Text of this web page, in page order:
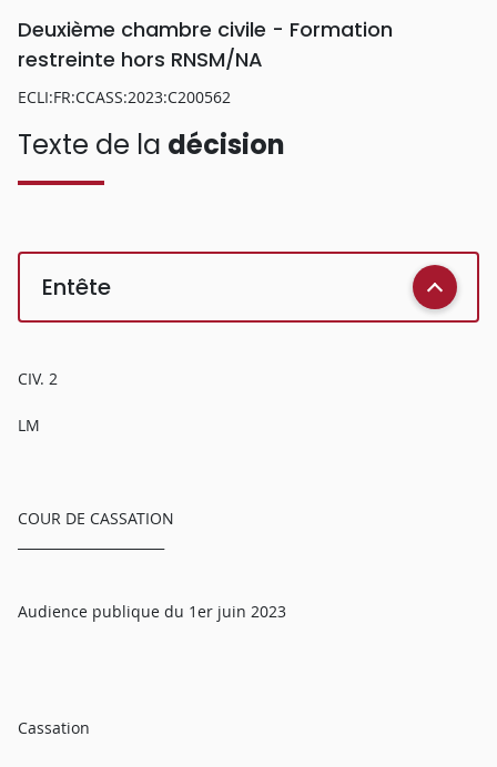
Deuxième chambre civile - Formation
restreinte hors RNSM/NA
ECLI:FR:CCASS:2023:C200562
Texte de la décision
Entête
CIV. 2
LM
COUR DE CASSATION
Audience publique du 1er juin 2023
Cassation